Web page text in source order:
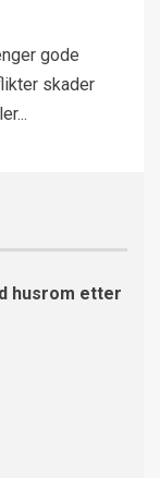
gode
skader
husrom etter